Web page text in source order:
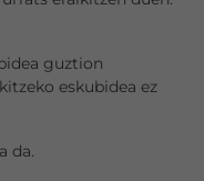
guztion
eskubidea ez
da.